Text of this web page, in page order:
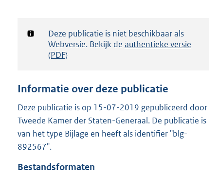
d
g
t
e
:
2
Notificatie:
Deze publicatie is niet beschikbaar als
Webversie. Bekijk de authentieke versie
(PDF)
Informatie over deze publicatie
Deze publicatie is op 15-07-2019 gepubliceerd door
Tweede Kamer der Staten-Generaal. De publicatie is
van het type Bijlage en heeft als identifier "blg-
892567".
Bestandsformaten